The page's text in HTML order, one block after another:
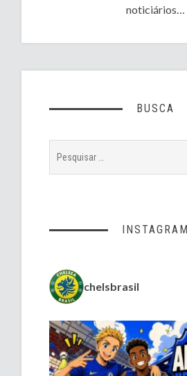
noticiários…
BUSCA
INSTAGRAM
chelsbrasil